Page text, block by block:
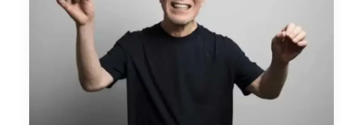
BON插畫
BON旅行